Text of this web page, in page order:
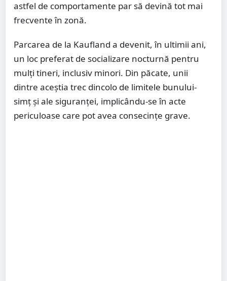
astfel de comportamente par să devină tot mai
frecvente în zonă.
Parcarea de la Kaufland a devenit, în ultimii ani,
un loc preferat de socializare nocturnă pentru
mulți tineri, inclusiv minori. Din păcate, unii
dintre aceștia trec dincolo de limitele bunului-
simț și ale siguranței, implicându-se în acte
periculoase care pot avea consecințe grave.